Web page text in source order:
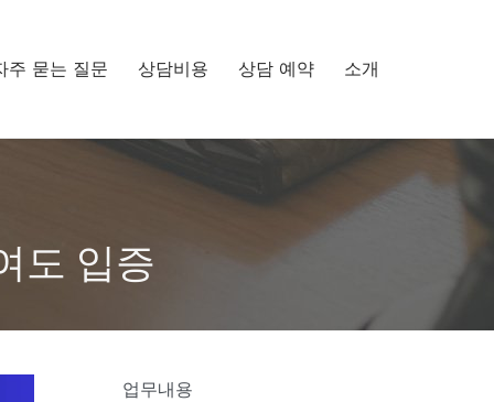
주 묻는 질문 상담비용 상담 예약 소개
도 입증
업무내용